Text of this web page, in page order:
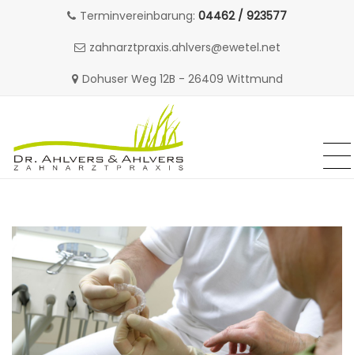
Terminvereinbarung: 04462 / 923577
zahnarztpraxis.ahlvers@ewetel.net
Dohuser Weg 12B - 26409 Wittmund